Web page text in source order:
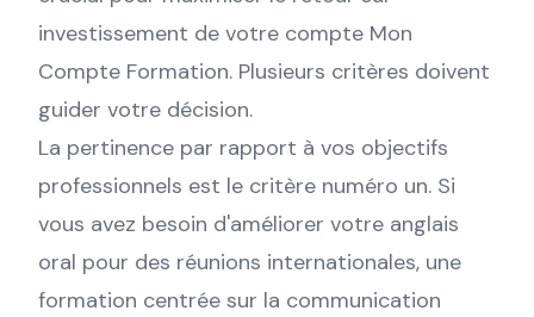
investissement de votre compte Mon
Compte Formation. Plusieurs critères doivent
guider votre décision.
La pertinence par rapport à vos objectifs
professionnels est le critère numéro un. Si
vous avez besoin d'améliorer votre anglais
oral pour des réunions internationales, une
formation centrée sur la communication